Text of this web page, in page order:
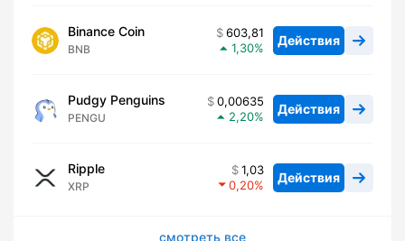
Binance Coin
BNB
603,81
1,30
Действия
Pudgy Penguins
PENGU
0,00635
2,20
Действия
Ripple
XRP
1,03
0,20
Действия
смотреть все